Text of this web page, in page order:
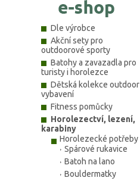
Dle výrobce
Akční sety pro
outdoorové sporty
Batohy a zavazadla pro
turisty i horolezce
Dětská kolekce outdoor
vybavení
Fitness pomůcky
Horolezectví, lezení,
karabiny
Horolezecké potřeby
Spárové rukavice
Batoh na lano
Bouldermatky